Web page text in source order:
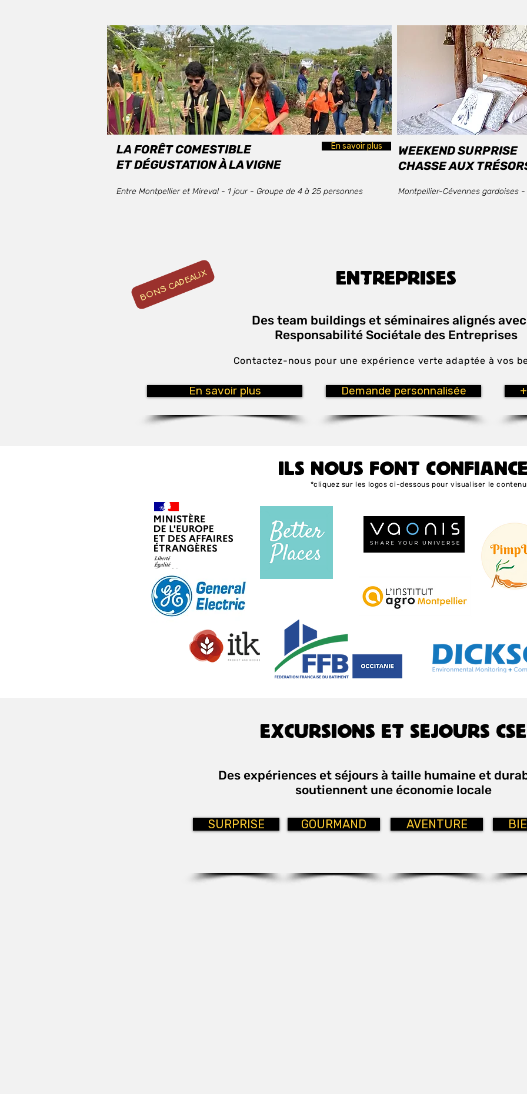
LA FORÊT COMESTIBLE
ET DÉGUSTATION À LA VIGNE
En savoir plus
Entre Montpellier et Mireval - 1 jour - Groupe de 4 à 25 personnes
WEEKEND SURPRISE
CHASSE AUX
Montpellier-Cévennes gardoises
BONS CADEAUX ENTREPRISES
Des team buildings et séminaires alignés
Responsabilité Sociétale des Entreprises
Contactez-nous pour une expérience verte adaptée à vos
En savoir plus Demande personnalisée
ILS NOUS FONT CONFIANCE
*cliquez sur les logos ci-dessous pour visualiser le contenu
EXCURSIONS ET SÉJOURS CSE
Des expériences et séjours à taille humaine et
soutiennent une économie locale
SURPRISE GOURMAND AVENTURE